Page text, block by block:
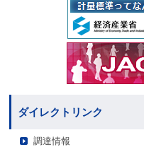
ダイレクトリンク
調達情報